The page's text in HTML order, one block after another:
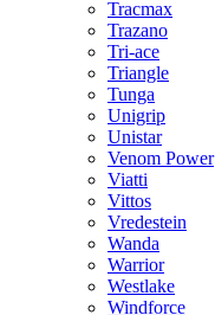
Tracmax
Trazano
Tri-ace
Triangle
Tunga
Unigrip
Unistar
Venom Power
Viatti
Vittos
Vredestein
Wanda
Warrior
Westlake
Windforce